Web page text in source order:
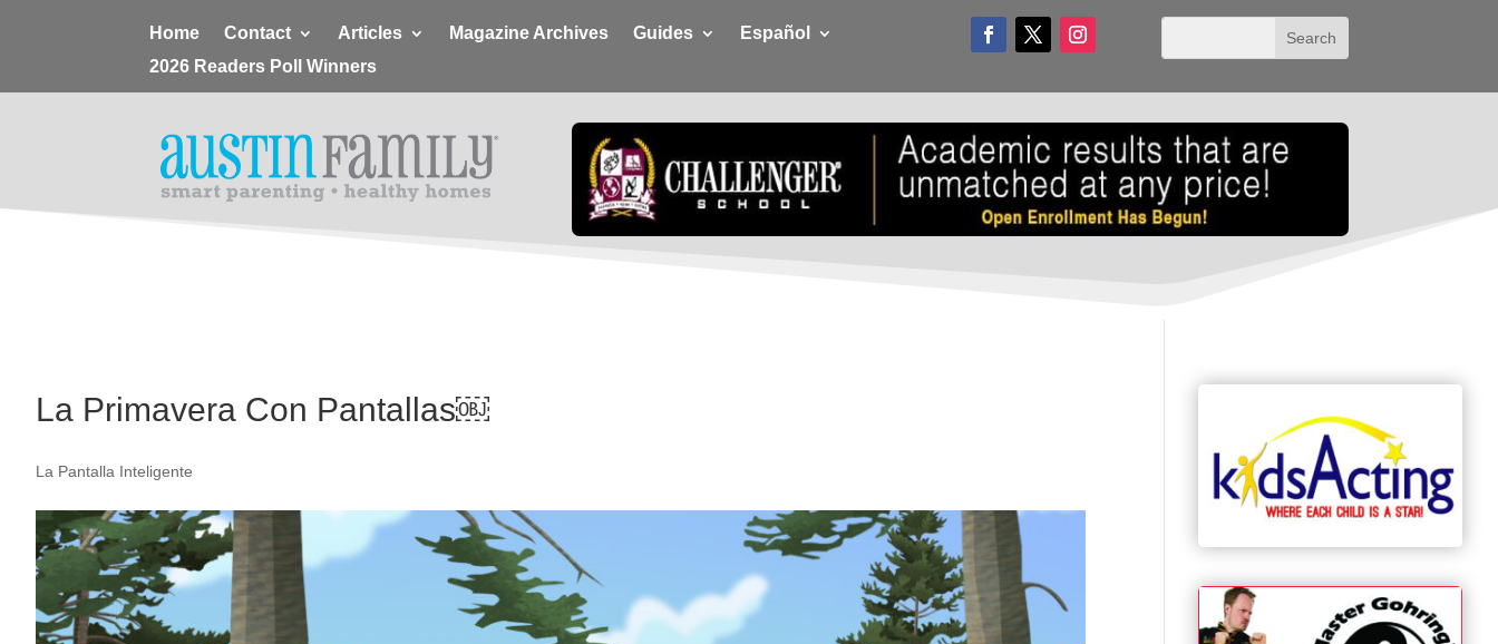
Home Contact Articles Magazine Archives Guides
Español
2026 Readers Poll Winners
La Primavera Con Pantallas￼
La Pantalla Inteligente